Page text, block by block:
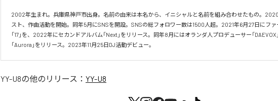
2002年生まれ。兵庫県神戸市出身。名前の由来は本名から、イニシャルと名前を組み合わせたもの。
スト、作曲活動を開始。同年5月にSNSを開設。SNSの総フォロワー数は1500人超。2021年6月27日にファ
「17」を、2022年にセカンドアルバム「Next」をリリース。同年8月にはオランダ人プロデューサー「DAEVOX
「Aurora」をリリース。2023年11月25日DJ活動デビュー。
YY-U8の他のリリース： YY-U8